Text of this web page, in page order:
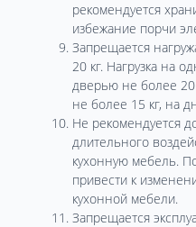
рекомендуется
избежание порчи
Запрещается
20 кг. Нагрузка на
дверью не более 20
не более 15 кг, на
Не рекомендуется
длительного
кухонную мебель.
привести к
кухонной мебели.
Запрещается